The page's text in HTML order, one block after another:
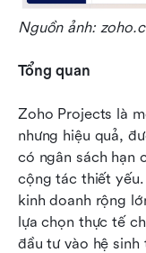
Nguồn ảnh:
Tổng quan
Zoho Projects là
nhưng hiệu quả,
có ngân sách hạn
cộng tác thiết
kinh doanh rộng
lựa chọn thực tế
đầu tư vào hệ